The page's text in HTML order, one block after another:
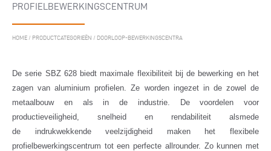
PROFIELBEWERKINGSCENTRUM
HOME / PRODUCTCATEGORIEËN / DOORLOOP-BEWERKINGSCENTRA
De serie SBZ 628 biedt maximale flexibiliteit bij de bewerking en het
zagen van aluminium profielen. Ze worden ingezet in de zowel de
metaalbouw en als in de industrie. De voordelen voor
productieveiligheid, snelheid en rendabiliteit alsmede
de indrukwekkende veelzijdigheid maken het flexibele
profielbewerkingscentrum tot een perfecte allrounder. Zo kunnen met